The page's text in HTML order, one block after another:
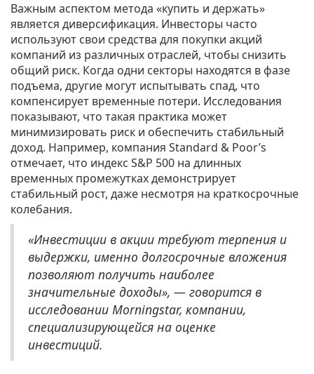
Важным аспектом метода «купить и держать»
является диверсификация. Инвесторы часто
используют свои средства для покупки акций
компаний из различных отраслей, чтобы снизить
общий риск. Когда одни секторы находятся в фазе
подъема, другие могут испытывать спад, что
компенсирует временные потери. Исследования
показывают, что такая практика может
минимизировать риск и обеспечить стабильный
доход. Например, компания Standard & Poor’s
отмечает, что индекс S&P 500 на длинных
временных промежутках демонстрирует
стабильный рост, даже несмотря на краткосрочные
колебания.
«Инвестиции в акции требуют терпения и
выдержки, именно долгосрочные вложения
позволяют получить наиболее
значительные доходы», — говорится в
исследовании Morningstar, компании,
специализирующейся на оценке
инвестиций.